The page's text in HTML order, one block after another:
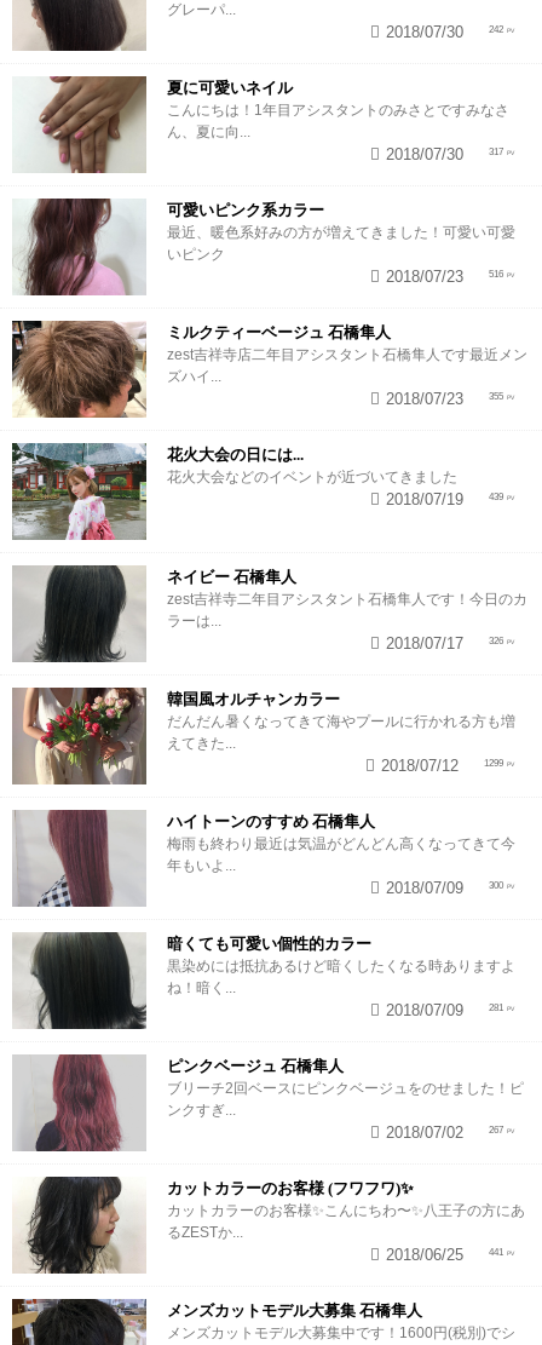
グレーパ...
242
2018/07/30
夏に可愛いネイル
こんにちは！1年目アシスタントのみさとですみなさ
ん、夏に向...
317
2018/07/30
可愛いピンク系カラー
最近、暖色系好みの方が増えてきました！可愛い可愛
いピンク
516
2018/07/23
ミルクティーベージュ 石橋隼人
zest吉祥寺店二年目アシスタント石橋隼人です最近メン
ズハイ...
355
2018/07/23
花火大会の日には...
花火大会などのイベントが近づいてきました
439
2018/07/19
ネイビー 石橋隼人
zest吉祥寺二年目アシスタント石橋隼人です！今日のカ
ラーは...
326
2018/07/17
韓国風オルチャンカラー
だんだん暑くなってきて海やプールに行かれる方も増
えてきた...
1299
2018/07/12
ハイトーンのすすめ 石橋隼人
梅雨も終わり最近は気温がどんどん高くなってきて今
年もいよ...
300
2018/07/09
暗くても可愛い個性的カラー
黒染めには抵抗あるけど暗くしたくなる時ありますよ
ね！暗く...
281
2018/07/09
ピンクベージュ 石橋隼人
ブリーチ2回ベースにピンクベージュをのせました！ピ
ンクすぎ...
267
2018/07/02
カットカラーのお客様 (フワフワ)✨
カットカラーのお客様✨こんにちわ〜✨八王子の方にあ
るZESTか...
441
2018/06/25
メンズカットモデル大募集 石橋隼人
メンズカットモデル大募集中です！1600円(税別)でシ